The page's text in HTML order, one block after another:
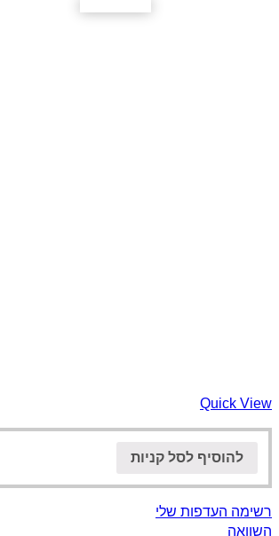
Quick View
להוסיף לסל קניות
רשימה העדפות שלי
השוואה